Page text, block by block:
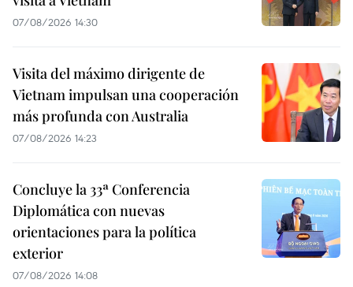
07/08/2026 14:30
Visita del máximo dirigente de
Vietnam impulsan una cooperación
más profunda con Australia
07/08/2026 14:23
Concluye la 33ª Conferencia
Diplomática con nuevas
orientaciones para la política
exterior
07/08/2026 14:08